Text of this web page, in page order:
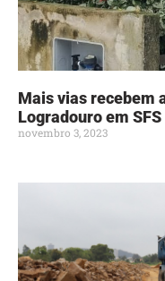
Mais vias recebem
Logradouro em SFS
novembro 3, 2023